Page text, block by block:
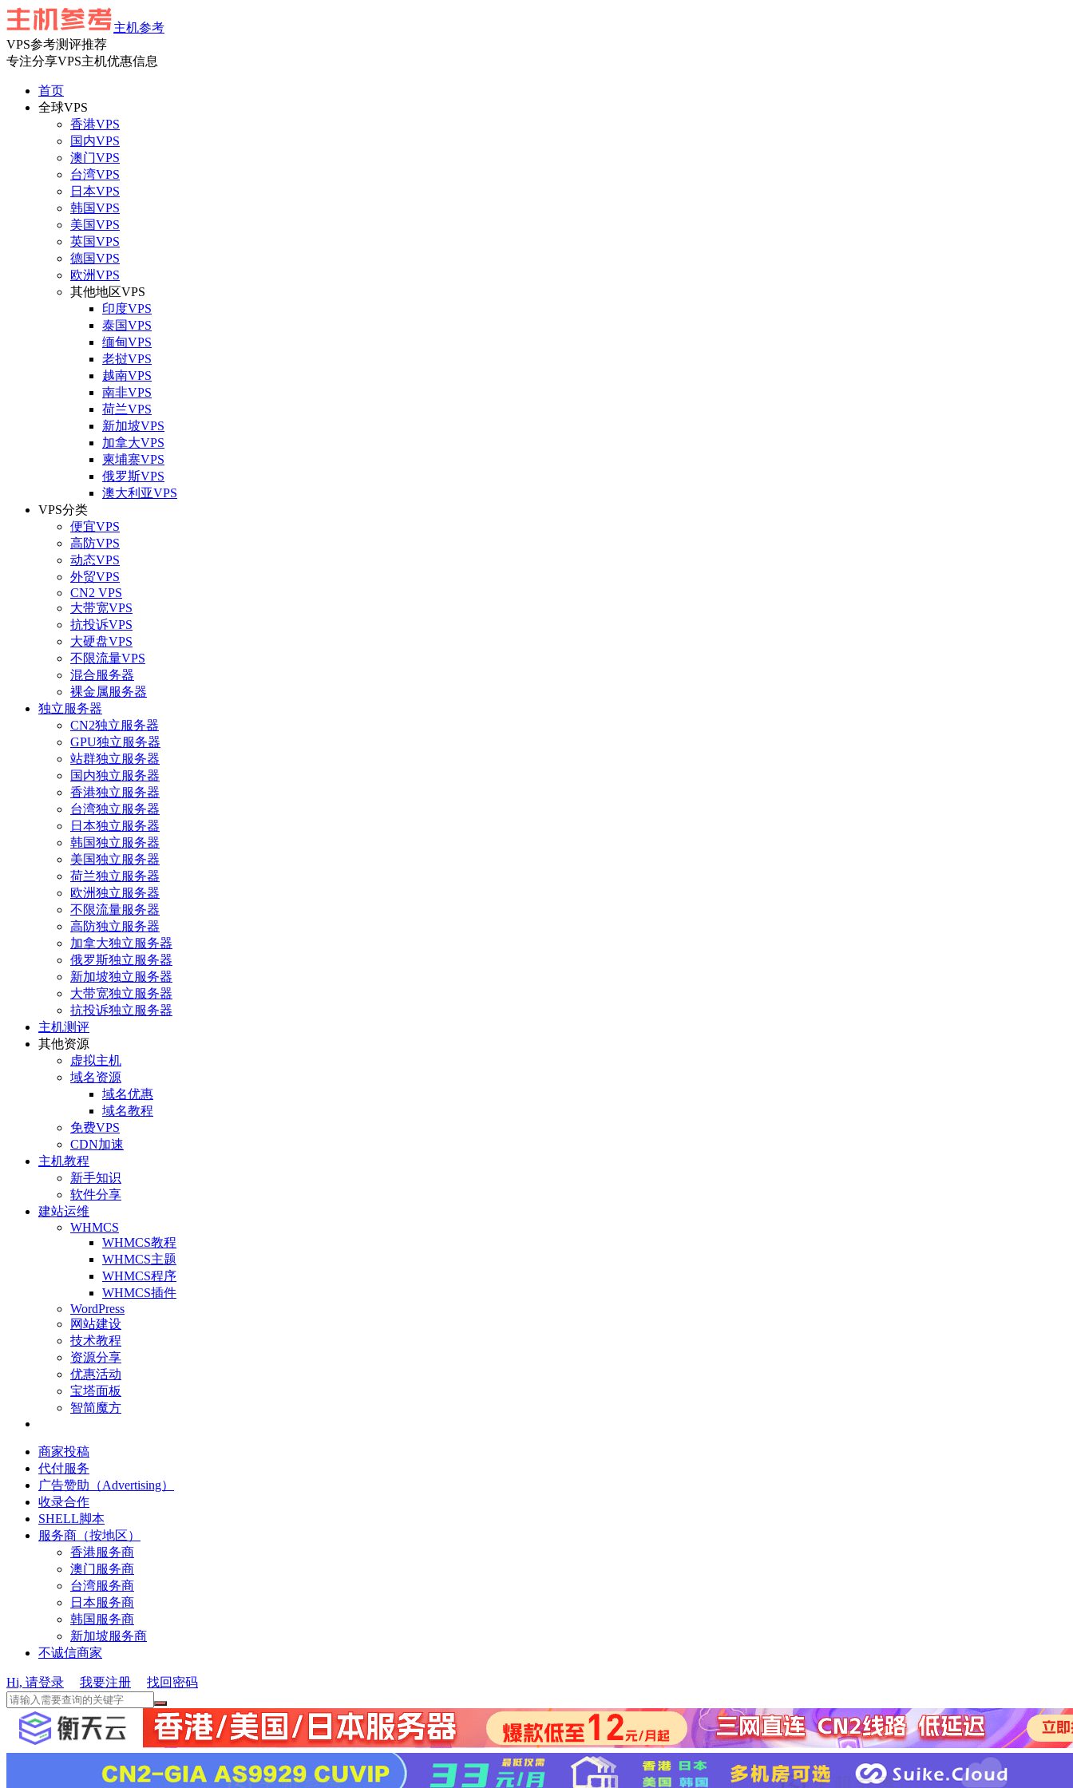
主机参考
VPS参考测评推荐
专注分享VPS主机优惠信息
首页
全球VPS
香港VPS
国内VPS
澳门VPS
台湾VPS
日本VPS
韩国VPS
美国VPS
英国VPS
德国VPS
欧洲VPS
其他地区VPS
印度VPS
泰国VPS
缅甸VPS
老挝VPS
越南VPS
南非VPS
荷兰VPS
新加坡VPS
加拿大VPS
柬埔寨VPS
俄罗斯VPS
澳大利亚VPS
VPS分类
便宜VPS
高防VPS
动态VPS
外贸VPS
CN2 VPS
大带宽VPS
抗投诉VPS
大硬盘VPS
不限流量VPS
混合服务器
裸金属服务器
独立服务器
CN2独立服务器
GPU独立服务器
站群独立服务器
国内独立服务器
香港独立服务器
台湾独立服务器
日本独立服务器
韩国独立服务器
美国独立服务器
荷兰独立服务器
欧洲独立服务器
不限流量服务器
高防独立服务器
加拿大独立服务器
俄罗斯独立服务器
新加坡独立服务器
大带宽独立服务器
抗投诉独立服务器
主机测评
其他资源
虚拟主机
域名资源
域名优惠
域名教程
免费VPS
CDN加速
主机教程
新手知识
软件分享
建站运维
WHMCS
WHMCS教程
WHMCS主题
WHMCS程序
WHMCS插件
WordPress
网站建设
技术教程
资源分享
优惠活动
宝塔面板
智简魔方
商家投稿
代付服务
广告赞助（Advertising）
收录合作
SHELL脚本
服务商（按地区）
香港服务商
澳门服务商
台湾服务商
日本服务商
韩国服务商
新加坡服务商
不诚信商家
Hi, 请登录 我要注册 找回密码